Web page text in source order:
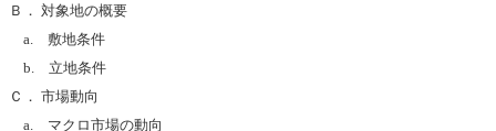
Ｂ． 対象地の概要
a. 敷地条件
b. 立地条件
Ｃ． 市場動向
a. マクロ市場の動向